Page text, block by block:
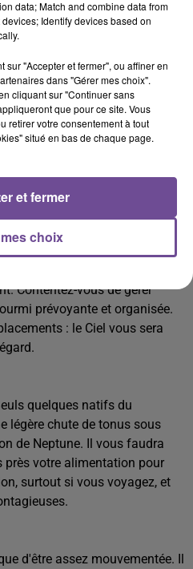
réussirez à renouer le
femme) de votre vie, et le
une aubaine pour les
Brusquement, votre
tout, car vous aurez sans
(la femme) de votre vie.
Certes, vous ne
particulière, mais vous éviterez
Contentez-vous de gérer
prévoyante et organisée.
: le Ciel vous sera
quelques natifs du
légère chute de tonus sous
de Neptune. Il vous faudra
près votre alimentation pour
surtout si vous voyagez, et
d'être assez mouvementée. Il
data; Match and combine data from
Identify devices based on
sur "Accepter et fermer", ou affiner en
dans "Gérer mes choix".
cliquant sur "Continuer sans
que pour ce site. Vous
retirer votre consentement à tout
situé en bas de chaque page.
choix
et fermer